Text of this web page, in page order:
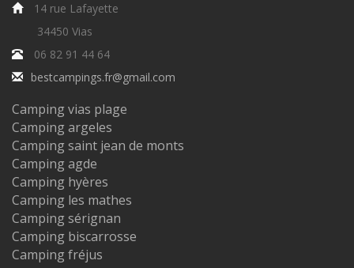
14 rue Lafayette
34450 Vias
06 82 91 44 64
bestcampings.fr@gmail.com
Camping vias plage
Camping argeles
Camping saint jean de monts
Camping agde
Camping hyères
Camping les mathes
Camping sérignan
Camping biscarrosse
Camping fréjus